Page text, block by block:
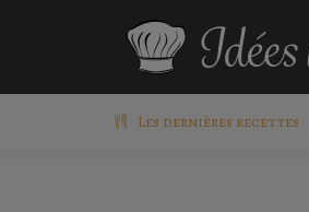
Les dernières recettes